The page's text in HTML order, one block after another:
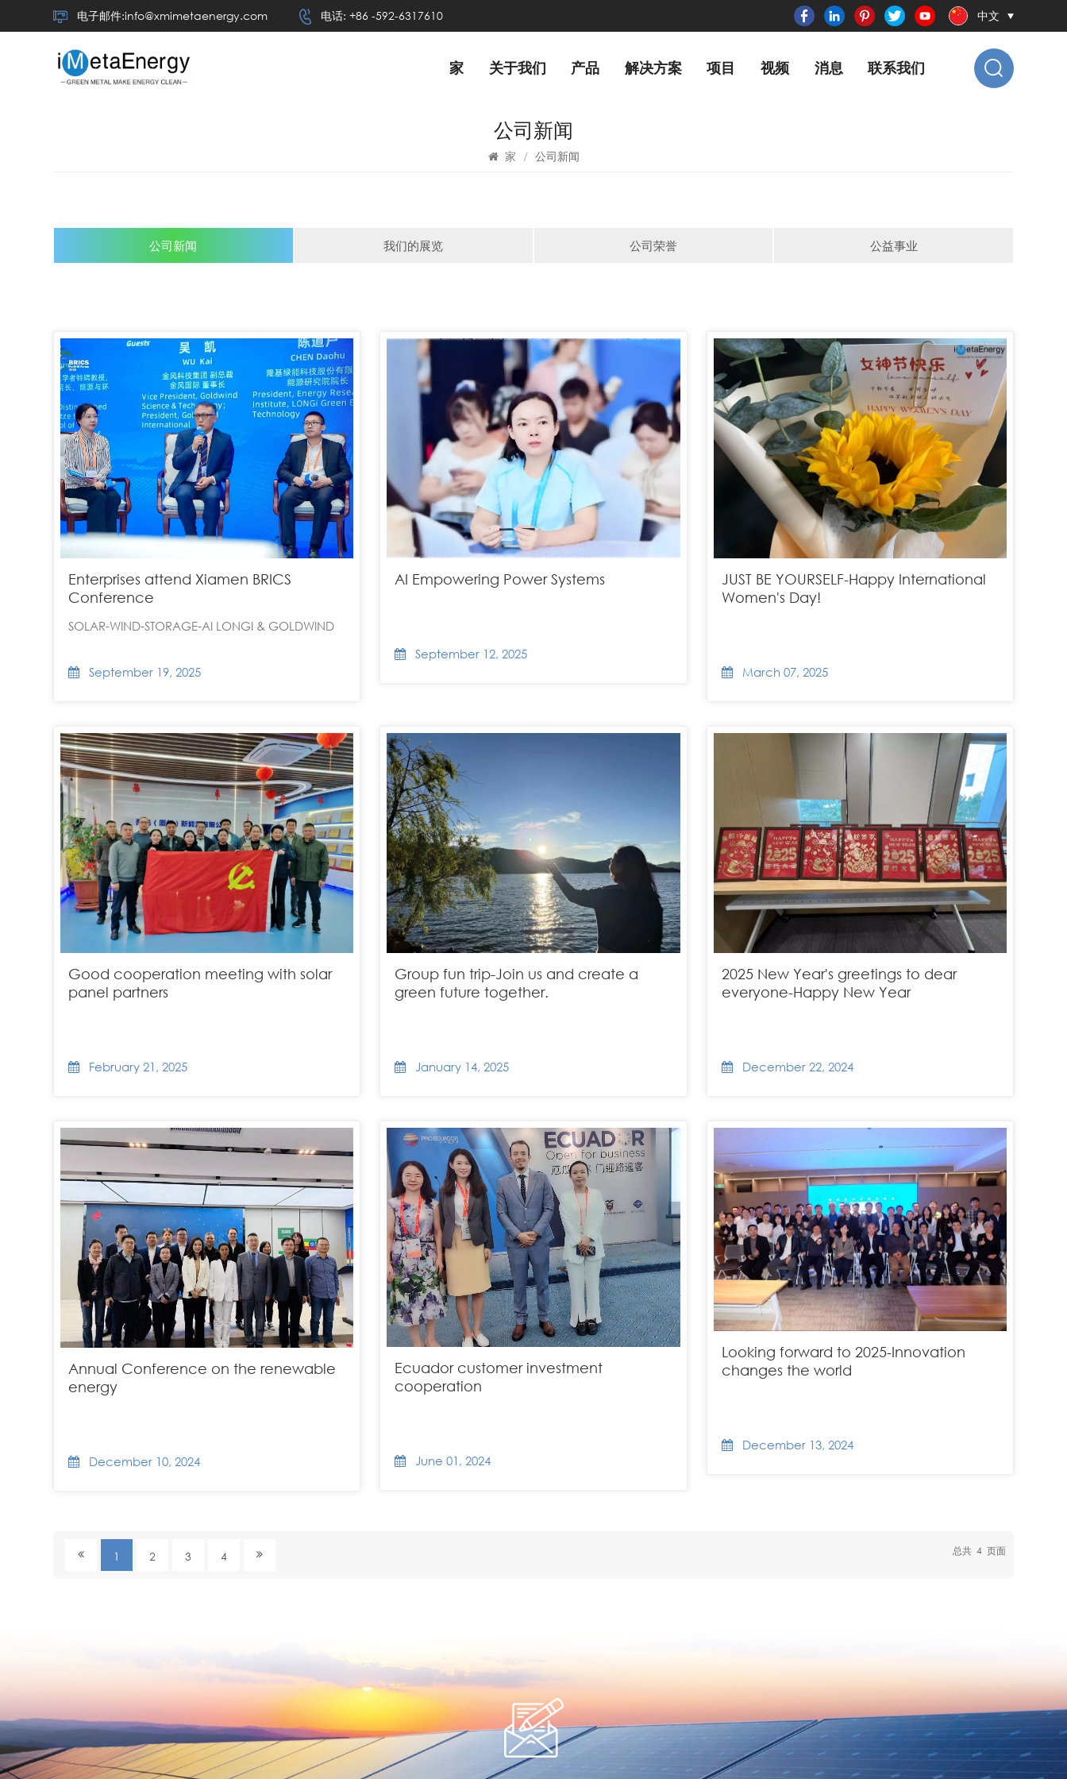
电子邮件:info@xmimetaenergy.com 电话: +86 -592-6317610 中文
家 关于我们 产品 解决方案 项目 视频 消息 联系我们
公司新闻
家 / 公司新闻
公司新闻 我们的展览 公司荣誉 公益事业
Enterprises attend Xiamen BRICS
Conference
SOLAR-WIND-STORAGE-AI LONGI & GOLDWIND
September 19, 2025
AI Empowering Power Systems
September 12, 2025
JUST BE YOURSELF-Happy International
Women's Day!
March 07, 2025
Good cooperation meeting with solar
panel partners
February 21, 2025
Group fun trip-Join us and create a
green future together.
January 14, 2025
2025 New Year's greetings to dear
everyone-Happy New Year
December 22, 2024
Annual Conference on the renewable
energy
December 10, 2024
Ecuador customer investment
cooperation
June 01, 2024
Looking forward to 2025-Innovation
changes the world
December 13, 2024
1 2 3 4 总共 4 页面